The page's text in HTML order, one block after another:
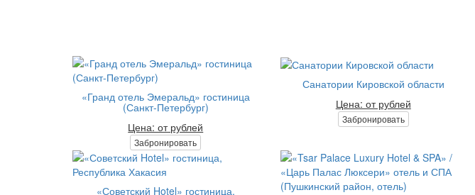
«Гранд отель Эмеральд» гостиница
(Санкт-Петербург)
Цена: от рублей
Забронировать
Санатории Кировской области
Цена: от рублей
Забронировать
«Советский Hotel» гостиница,